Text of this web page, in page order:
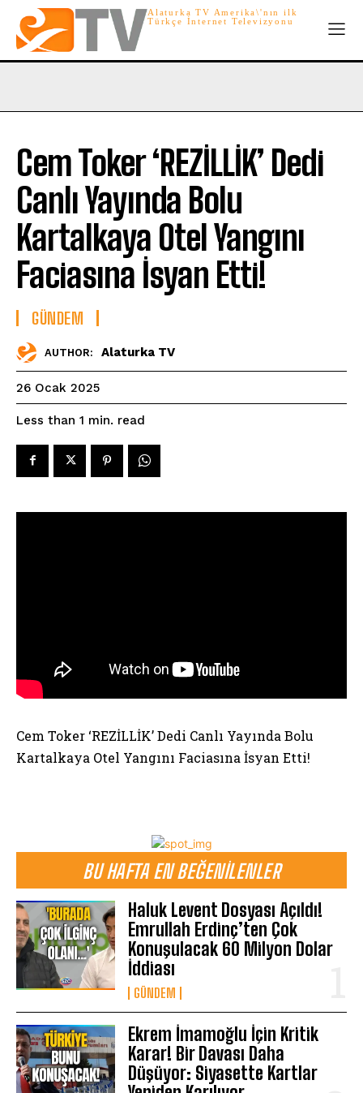
Alaturka TV Amerika\'nın ilk
Türkçe İnternet Televizyonu
BU HAFTA EN BEĞENILENLER
Haluk Levent Dosyası Açıldı!
Emrullah Erdinç’ten Çok
Konuşulacak 60 Milyon Dolar
İddiası
GÜNDEM
Ekrem İmamoğlu İçin Kritik
Karar! Bir Davası Daha
Düşüyor: Siyasette Kartlar
Cem Toker ‘REZİLLİK’ Dedi
Canlı Yayında Bolu
Kartalkaya Otel Yangını
Faciasına İsyan Etti!
GÜNDEM
AUTHOR: Alaturka TV
26 Ocak 2025
Less than 1 min. read
Cem Toker ‘REZİLLİK’ Dedi Canlı Yayında Bolu
Kartalkaya Otel Yangını Faciasına İsyan Etti!